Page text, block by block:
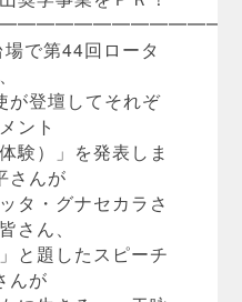
場で第44回ロータ
が登壇してそれぞ
ント
験）」を発表しま
さんが
タ・グナセカラさ
さん、
と題したスピーチ
んが